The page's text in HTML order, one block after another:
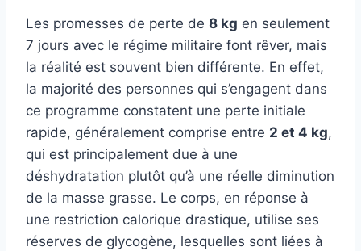
Les promesses de perte de 8 kg en seulement
7 jours avec le régime militaire font rêver, mais
la réalité est souvent bien différente. En effet,
la majorité des personnes qui s’engagent dans
ce programme constatent une perte initiale
rapide, généralement comprise entre 2 et 4 kg,
qui est principalement due à une
déshydratation plutôt qu’à une réelle diminution
de la masse grasse. Le corps, en réponse à
une restriction calorique drastique, utilise ses
réserves de glycogène, lesquelles sont liées à